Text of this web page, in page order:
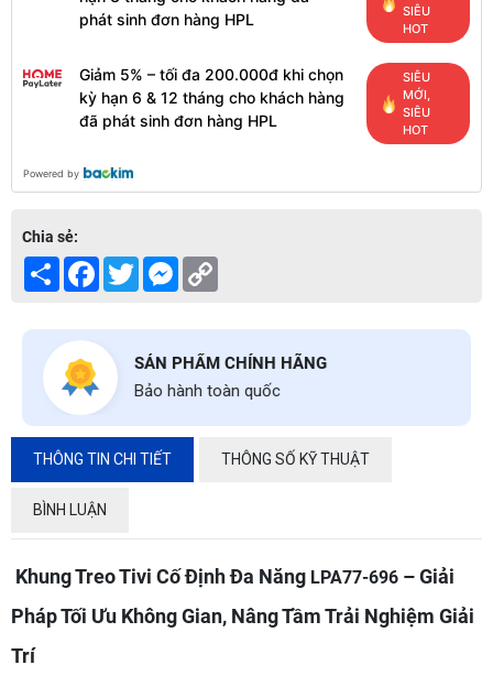
phát sinh đơn hàng HPL
SIÊU
HOT
Giảm 5% – tối đa 200.000đ khi chọn
kỳ hạn 6 & 12 tháng cho khách hàng
đã phát sinh đơn hàng HPL
SIÊU
MỚI,
SIÊU
HOT
Powered by
Chia sẻ:
Share Facebook
TwitterMessenger
SẢN PHẨM CHÍNH HÃNG
Bảo hành toàn quốc
THÔNG TIN CHI TIẾT THÔNG SỐ KỸ THUẬT
BÌNH LUẬN
Khung Treo Tivi Cố Định Đa Năng LPA77-696 – Giải
Pháp Tối Ưu Không Gian, Nâng Tầm Trải Nghiệm Giải
Trí